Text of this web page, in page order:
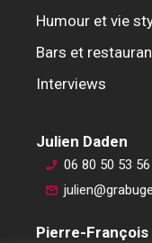
Humour et vie
Bars et
Interviews
Julien Daden
06 80 50 53 56
Pierre-François